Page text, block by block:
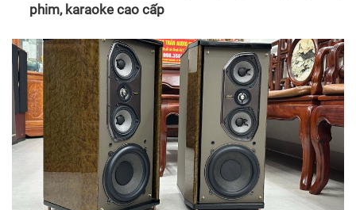
phim, karaoke cao cấp